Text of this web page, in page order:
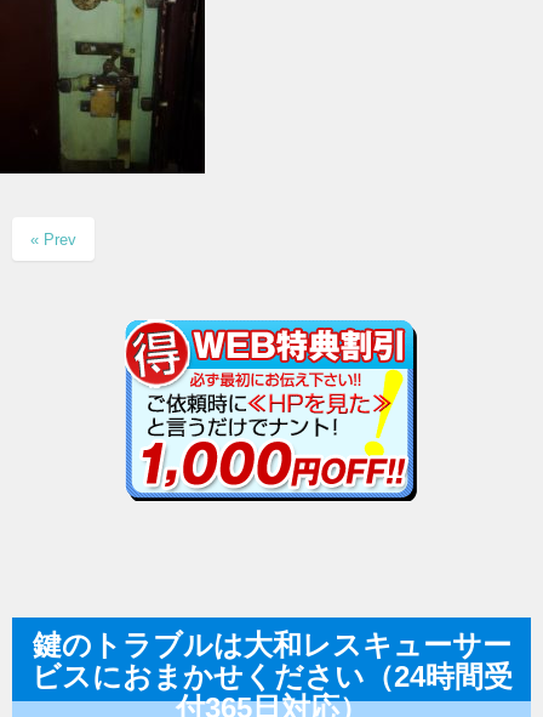
« Prev
鍵のトラブルは大和レスキューサー
ビスにおまかせください（24時間受
付365日対応）